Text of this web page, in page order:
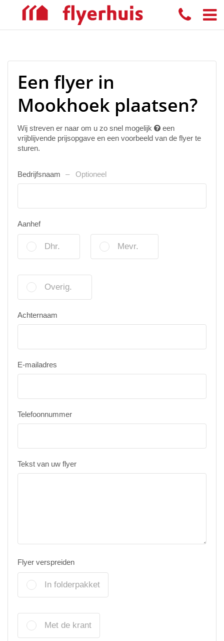
Een flyer in
Mookhoek plaatsen?
Wij streven er naar om u zo snel mogelijk
een
vrijblijvende prijsopgave en een voorbeeld van de flyer te
sturen.
Bedrijfsnaam Optioneel
Aanhef
Dhr. Mevr.
Overig.
Achternaam
E-mailadres
Telefoonnummer
Tekst van uw flyer
Flyer verspreiden
In folderpakket
Met de krant